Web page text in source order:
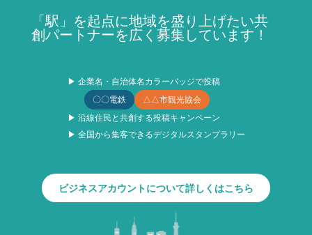
「駅」を起点に地域を盛り上げたい共
創パートナーを広く募集しています！
▶ 企業名・自治体名カラーバッジで投稿
〇〇電鉄
△△市観光協会
▶ 沿線住民と共創する投稿キャンペーン
▶ 全国から集客できるデジタルスタンプラリー
ビジネスアカウントについて詳しくはこちら